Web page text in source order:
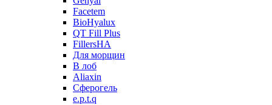
Facetem
BioHyalux
QT Fill Plus
FillersHA
Для морщин
В лоб
Aliaxin
Сферогель
e.p.t.q